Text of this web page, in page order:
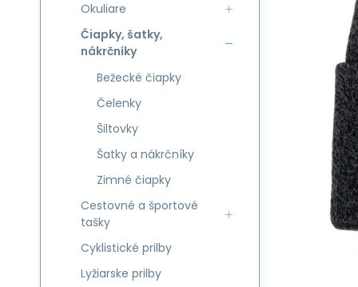
Okuliare
Čiapky, šatky,
nákrčníky
Bežecké čiapky
Čelenky
Šiltovky
Šatky a nákrčníky
Zimné čiapky
Cestovné a športové
tašky
Cyklistické prilby
Lyžiarske prilby